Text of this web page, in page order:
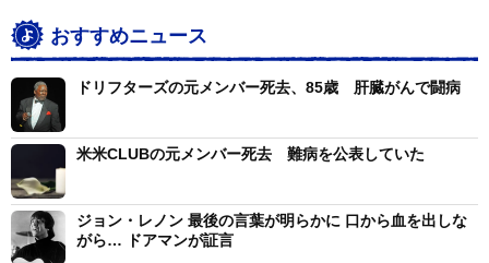
おすすめニュース
ドリフターズの元メンバー死去、85歳 肝臓がんで闘病
米米CLUBの元メンバー死去 難病を公表していた
ジョン・レノン 最後の言葉が明らかに 口から血を出しな
がら… ドアマンが証言